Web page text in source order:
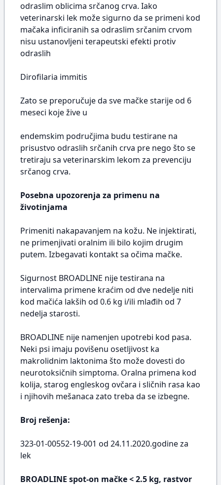
odraslim oblicima srčanog crva. Iako
veterinarski lek može sigurno da se primeni kod
mačaka inficiranih sa odraslim srčanim crvom
nisu ustanovljeni terapeutski efekti protiv
odraslih
Dirofilaria immitis
Zato se preporučuje da sve mačke starije od 6
meseci koje žive u
endemskim područjima budu testirane na
prisustvo odraslih srčanih crva pre nego što se
tretiraju sa veterinarskim lekom za prevenciju
srčanog crva.
Posebna upozorenja za primenu na
životinjama
Primeniti nakapavanjem na kožu. Ne injektirati,
ne primenjivati oralnim ili bilo kojim drugim
putem. Izbegavati kontakt sa očima mačke.
Sigurnost BROADLINE nije testirana na
intervalima primene kraćim od dve nedelje niti
kod mačića lakših od 0.6 kg i/ili mlađih od 7
nedelja starosti.
BROADLINE nije namenjen upotrebi kod pasa.
Neki psi imaju povišenu osetljivost ka
makrolidnim laktonima što može dovesti do
neurotoksičnih simptoma. Oralna primena kod
kolija, starog engleskog ovčara i sličnih rasa kao
i njihovih mešanaca zato treba da se izbegne.
Broj rešenja:
323-01-00552-19-001 od 24.11.2020.godine za
lek
BROADLINE spot-on mačke < 2.5 kg, rastvor